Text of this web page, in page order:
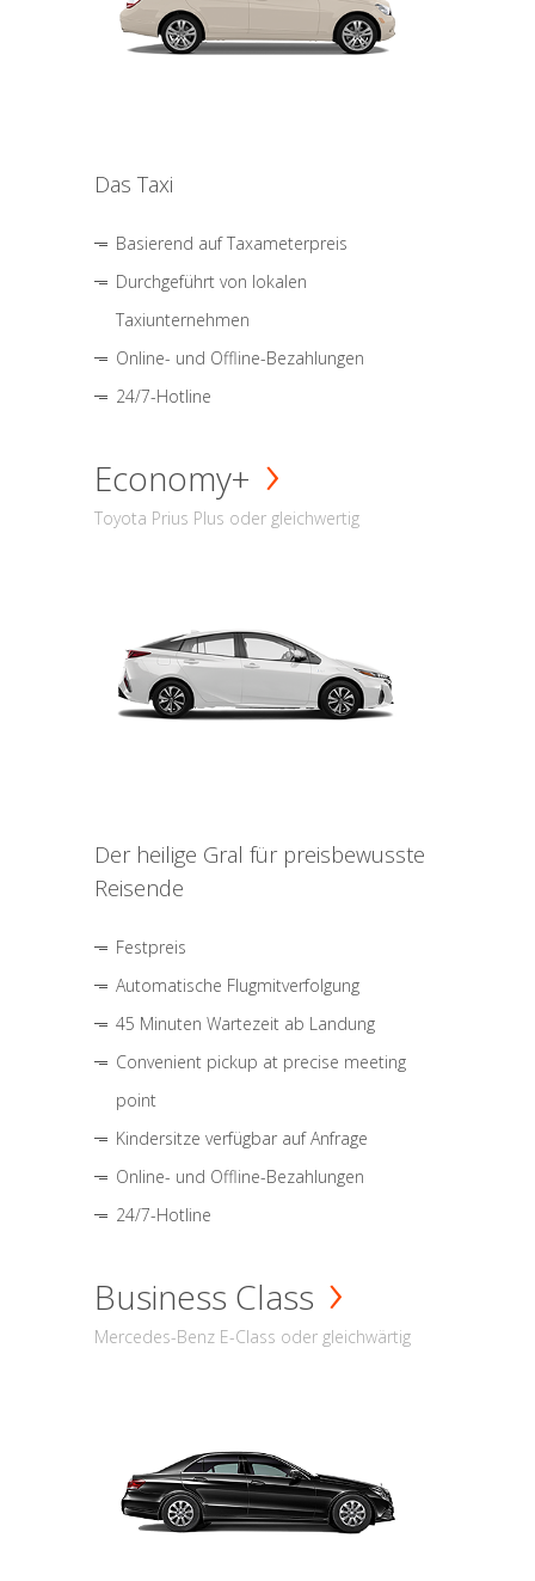
Das Taxi
Basierend auf Taxameterpreis
Durchgeführt von lokalen
Taxiunternehmen
Online- und Offline-Bezahlungen
24/7-Hotline
Economy+
Toyota Prius Plus oder gleichwertig
Der heilige Gral für preisbewusste
Reisende
Festpreis
Automatische Flugmitverfolgung
45 Minuten Wartezeit ab Landung
Convenient pickup at precise meeting
point
Kindersitze verfügbar auf Anfrage
Online- und Offline-Bezahlungen
24/7-Hotline
Business Class
Mercedes-Benz E-Class oder gleichwärtig